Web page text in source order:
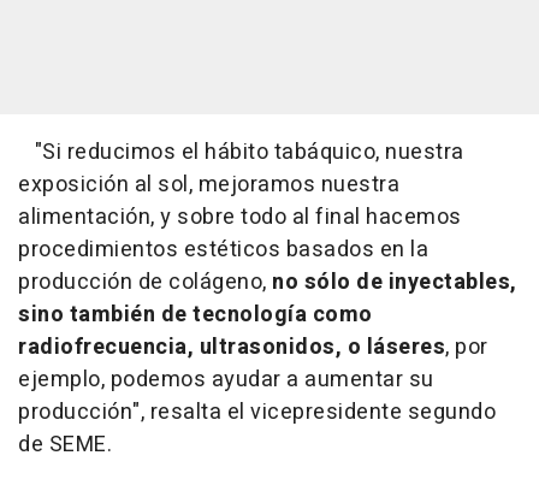
"Si reducimos el hábito tabáquico, nuestra
exposición al sol, mejoramos nuestra
alimentación, y sobre todo al final hacemos
procedimientos estéticos basados en la
producción de colágeno, no sólo de inyectables,
sino también de tecnología como
radiofrecuencia, ultrasonidos, o láseres, por
ejemplo, podemos ayudar a aumentar su
producción", resalta el vicepresidente segundo
de SEME.